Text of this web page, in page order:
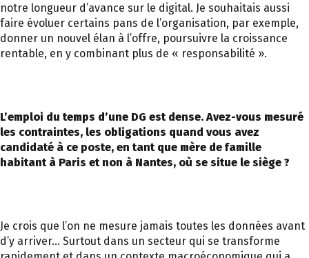
notre longueur d’avance sur le digital. Je souhaitais aussi
faire évoluer certains pans de l’organisation, par exemple,
donner un nouvel élan à l’offre, poursuivre la croissance
rentable, en y combinant plus de « responsabilité ».
L’emploi du temps d’une DG est dense. Avez-vous mesuré
les contraintes, les obligations quand vous avez
candidaté à ce poste, en tant que mère de famille
habitant à Paris et non à Nantes, où se situe le siège ?
Je crois que l’on ne mesure jamais toutes les données avant
d’y arriver… Surtout dans un secteur qui se transforme